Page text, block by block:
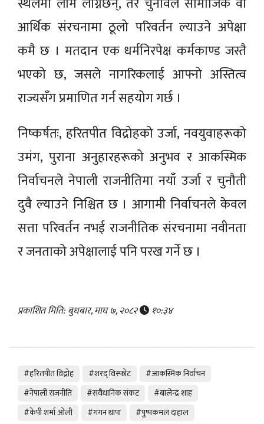
आर्थिक संरचनामा ठूलो परिवर्तन ल्याउने अपेक्षा
कमै छ । मतदान एक धर्मनिरपेक्ष कर्मकाण्ड जस्तै
भएको छ, जसले नागरिकलाई आफ्नो अस्तित्व
राज्यसँग प्रमाणित गर्न सहयोग गर्छ ।
निष्कर्षतः, हरितपीत विद्रोहको उर्जा, नवयुवाहरूको
उमंग, पुराना अनुहारहरूको अनुभव र आकस्मिक
निर्वाचनले नेपाली राजनीतिमा नयाँ उर्जा र चुनौती
दुवै ल्याउने निश्चित छ । आगामी निर्वाचनले केवल
सत्ता परिवर्तन नभई राजनीतिक संरचनामा नवीनता
र जनताको अपेक्षालाई पनि परख गर्ने छ ।
प्रकाशित मिति: बुधबार, माघ ७, २०८२ १०:३४
#हरितपीत विद्रोह #शरद् विस्फोट
#आकस्मिक निर्वाचन
#नेपाली राजनीति
#संवैधानिक संकट
#बालेन्द्र शाह
#केपी शर्मा ओली
#गगन थापा
#पुष्पकमल दाहाल